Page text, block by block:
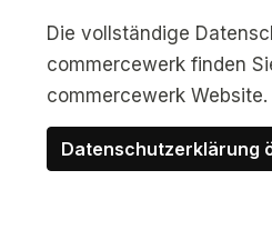
Die vollständige
commercewerk finden
commercewerk Website.
Datenschutzerklärung